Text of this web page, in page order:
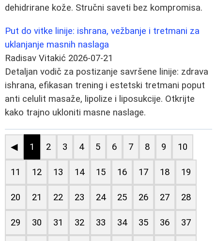
dehidrirane kože. Stručni saveti bez kompromisa.
Put do vitke linije: ishrana, vežbanje i tretmani za
uklanjanje masnih naslaga
Radisav Vitakić 2026-07-21
Detaljan vodič za postizanje savršene linije: zdrava
ishrana, efikasan trening i estetski tretmani poput
anti celulit masaže, lipolize i liposukcije. Otkrijte
kako trajno ukloniti masne naslage.
◀ 1 2 3 4 5 6 7 8 9 10
11 12 13 14 15 16 17 18 19
20 21 22 23 24 25 26 27 28
29 30 31 32 33 34 35 36 37